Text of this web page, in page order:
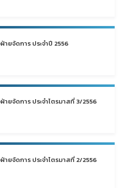
ายจัดการ ประจำปี 2556
ายจัดการ ประจำไตรมาสที่ 3/2556
ายจัดการ ประจำไตรมาสที่ 2/2556